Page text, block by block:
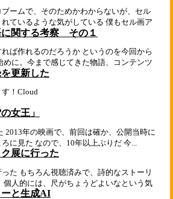
ームで、そのためかわからないが、セル
ているような気がしている 僕もセル画ア
に関する考察 その１
ば作れるのだろうか というのを今回から
めに。今まで感じてきた物語、コンテンツ
更新した
！ Cloud
女王」
2013年の映画で、前回は確か、公開当時に
に見た なので、10年以上ぶりだ 今...
展に行った
た もちろん視聴済みで、詩的なストーリ
個人的には、尺がちょうどよいなという気
と生成AI